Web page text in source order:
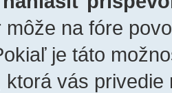
môže na fóre
je táto
ktorá vás